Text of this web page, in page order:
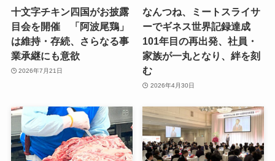
十文字チキン四国がお披露
目会を開催 「阿波尾鶏」
は維持・存続、さらなる事
業承継にも意欲
2026年7月21日
なんつね、ミートスライサ
ーでギネス世界記録達成
101年目の再出発、社員・
家族が一丸となり、絆を刻
む
2026年4月30日